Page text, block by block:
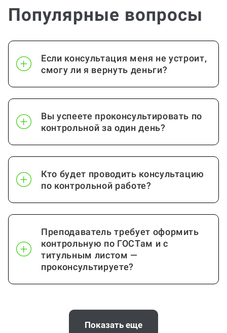
уравнения
Линейная алгебра и
аналитическая геометрия
от 10 стр.
Математика от 10 стр.
Математическая логика и
теория алгоритмов
от 10 стр.
Популярные вопросы
Если консультация меня не устроит,
смогу ли я вернуть деньги?
Вы успеете проконсультировать по
контрольной за один день?
Кто будет проводить консультацию
по контрольной работе?
Преподаватель требует оформить
контрольную по ГОСТам и с
титульным листом —
проконсультируете?
Почему выгодно заказать
консультацию по контрольной работе
Показать еще